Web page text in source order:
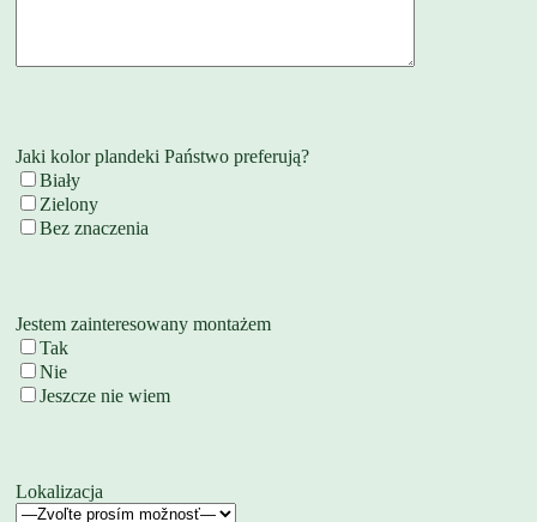
Jaki kolor plandeki Państwo preferują?
Biały
Zielony
Bez znaczenia
Jestem zainteresowany montażem
Tak
Nie
Jeszcze nie wiem
Lokalizacja